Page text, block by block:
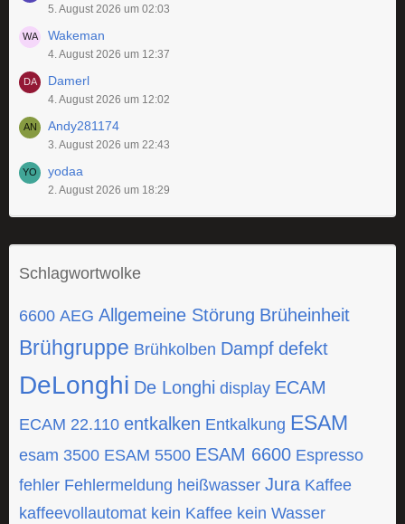
5. August 2026 um 02:03
Wakeman
4. August 2026 um 12:37
Damerl
4. August 2026 um 12:02
Andy281174
3. August 2026 um 22:43
yodaa
2. August 2026 um 18:29
Schlagwortwolke
6600 AEG Allgemeine Störung Brüheinheit
Brühgruppe Brühkolben Dampf defekt
DeLonghi De Longhi display ECAM
ECAM 22.110 entkalken Entkalkung ESAM
esam 3500 ESAM 5500 ESAM 6600 Espresso
fehler Fehlermeldung heißwasser Jura Kaffee
kaffeevollautomat kein Kaffee kein Wasser